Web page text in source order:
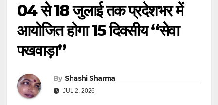
04 से 18 जुलाई तक प्रदेशभर में
आयोजित होगा 15 दिवसीय “सेवा
पखवाड़ा”
By Shashi Sharma
JUL 2, 2026